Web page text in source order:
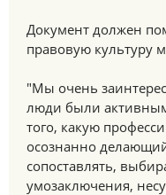
Документ должен
правовую культуру
"Мы очень
люди были
того, какую
осознанно
сопоставлять,
умозаключения,